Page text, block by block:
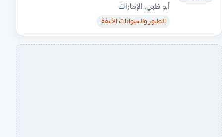
أبو ظبي, الإمارات
الطيور والحيوانات الأليفة